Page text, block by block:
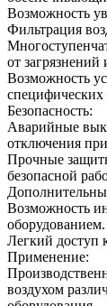
Возможность
Фильтрация
от загрязнений
Возможность
специфических
Безопасность:
Аварийные
отключения
Прочные
безопасной
Возможность
оборудованием.
Легкий доступ
Применение:
воздухом